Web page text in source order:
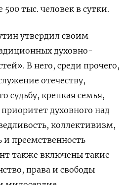
тыс. человек в сутки.
утвердил своим
духовно-
В него, среди прочего,
отечеству,
судьбу, крепкая семья,
духовного над
коллективизм,
и преемственность
также включены такие
права и свободы